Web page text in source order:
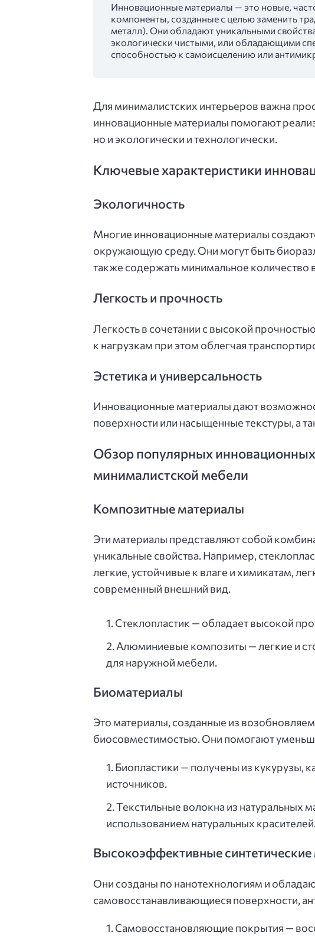
Инновационные материалы — это новые,
компоненты, созданные с целью заменить
металл). Они обладают уникальными
экологически чистыми, или обладающими
способностью к самоисцелению или
Для минималистских интерьеров важна
инновационные материалы помогают
но и экологически и технологически.
Ключевые характеристики
Экологичность
Многие инновационные материалы
окружающую среду. Они могут быть
также содержать минимальное количество
Легкость и прочность
Легкость в сочетании с высокой
к нагрузкам при этом облегчая
Эстетика и универсальность
Инновационные материалы дают
поверхности или насыщенные текстуры, а
Обзор популярных
минималистской мебели
Композитные материалы
Эти материалы представляют собой
уникальные свойства. Например,
легкие, устойчивые к влаге и химикатам,
современный внешний вид.
Стеклопластик — обладает высокой
Алюминиевые композиты — легкие и
для наружной мебели.
Биоматериалы
Это материалы, созданные из
биосовместимостью. Они помогают
Биопластики — получены из кукурузы,
источников.
Текстильные волокна из натуральных
использованием натуральных
Высокоэффективные
Они созданы по нанотехнологиям и
самовосстанавливающиеся поверхности,
Самовосстановляющие покрытия —